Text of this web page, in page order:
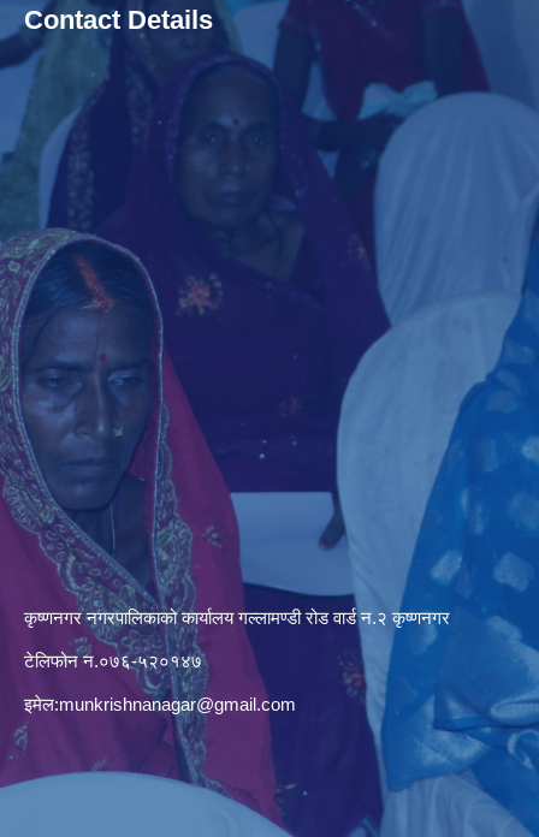
Contact Details
कृष्णनगर नगरपालिकाको कार्यालय गल्लामण्डी रोड वार्ड न.२ कृष्णनगर
टेलिफोन न.०७६-५२०१४७
इमेल:munkrishnanagar@gmail.com